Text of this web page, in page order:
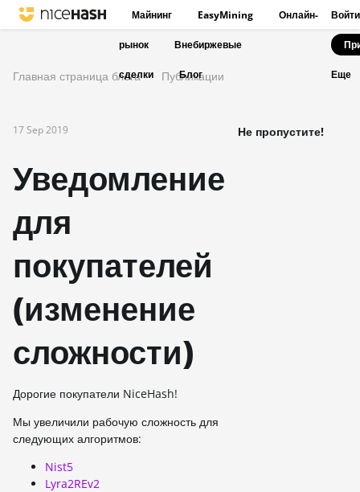
Майнинг EasyMining Онлайн-
рынок Внебиржевые
сделки Блог
Войти
Еще
Главная страница блога Публикации
17 Sep 2019
Уведомление
для
покупателей
(изменение
сложности)
Дорогие покупатели NiceHash!
Мы увеличили рабочую сложность для
следующих алгоритмов:
Nist5
Lyra2REv2
Не пропустите!